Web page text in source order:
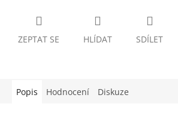
ZEPTAT SE HLÍDAT SDÍLET
Popis Hodnocení Diskuze